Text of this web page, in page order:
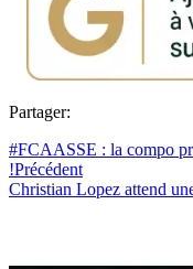
Partager:
#FCAASSE : la compo
!Précédent
Christian Lopez attend